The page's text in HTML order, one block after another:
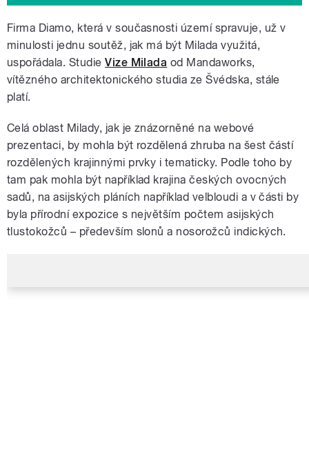
Firma Diamo, která v současnosti území spravuje, už v
minulosti jednu soutěž, jak má být Milada využitá,
uspořádala. StudieVize Milada od Mandaworks,
vítězného architektonického studia ze Švédska, stále
platí.
Celá oblast Milady, jak je znázorněné na webové
prezentaci, by mohla být rozdělená zhruba na šest částí
rozdělených krajinnými prvky i tematicky. Podle toho by
tam pak mohla být například krajina českých ovocných
sadů, na asijských pláních například velbloudi a v části by
byla přírodní expozice s největším počtem asijských
tlustokožců – především slonů a nosorožců indických.